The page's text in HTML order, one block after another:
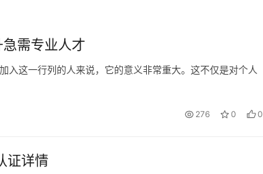
需专业人才
入这一行列的人来说，它的意义非常重大。这不仅是对个人
276 0 0
证详情